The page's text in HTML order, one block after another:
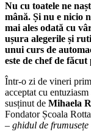
Nu cu toatele ne
mână. Și nu e nicio
mai ales odată cu
ușura alegerile și
unui curs de
este de chef de
Într-o zi de vineri
acceptat cu
susținut de Mihaela
Fondator Școala
– ghidul de